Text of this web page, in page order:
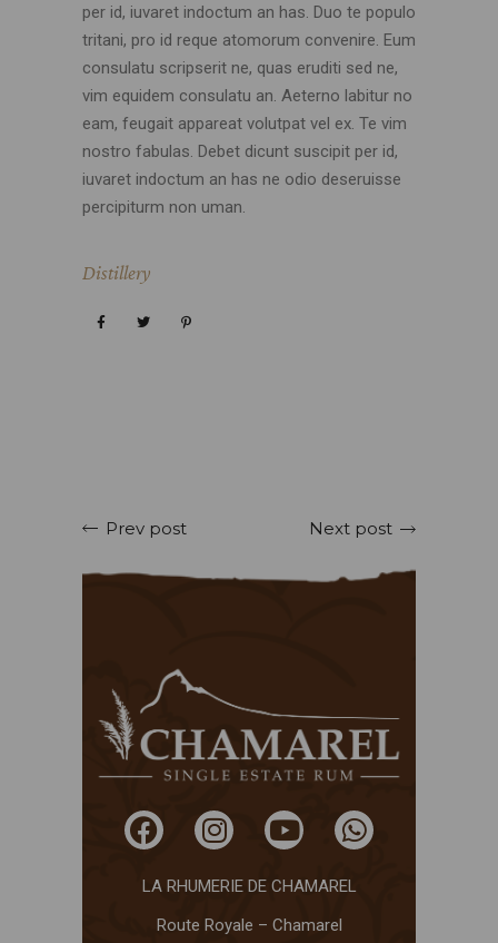
per id, iuvaret indoctum an has. Duo te populo
tritani, pro id reque atomorum convenire. Eum
consulatu scripserit ne, quas eruditi sed ne,
vim equidem consulatu an. Aeterno labitur no
eam, feugait appareat volutpat vel ex. Te vim
nostro fabulas. Debet dicunt suscipit per id,
iuvaret indoctum an has ne odio deseruisse
percipiturm non uman.
Distillery
Prev post Next post
LA RHUMERIE DE CHAMAREL
Route Royale – Chamarel